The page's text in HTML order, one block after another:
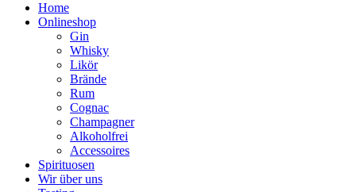
Home
Onlineshop
Gin
Whisky
Likör
Brände
Rum
Cognac
Champagner
Alkoholfrei
Accessoires
Spirituosen
Wir über uns